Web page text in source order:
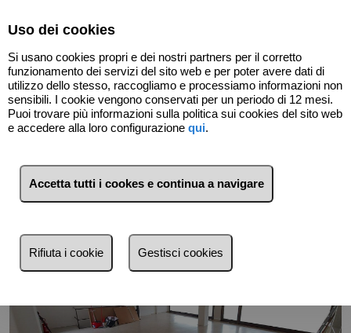
Indietro
Uso dei cookies
Si usano cookies propri e dei nostri partners per il corretto
funzionamento dei servizi del sito web e per poter avere dati di
utilizzo dello stesso, raccogliamo e processiamo informazioni non
sensibili. I cookie vengono conservati per un periodo di 12 mesi.
Puoi trovare più informazioni sulla politica sui cookies del sito web
e accedere alla loro configurazione qui.
Accetta tutti i cookes e continua a navigare
Rifiuta i cookie Gestisci cookies